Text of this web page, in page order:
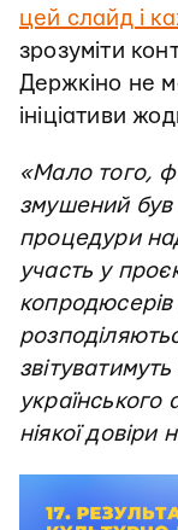
цей слайд і
зрозуміти
Держкіно не
ініціативи
«Мало того,
змушений
процедури
участь у
копродюсерів
українського
ніякої довіри